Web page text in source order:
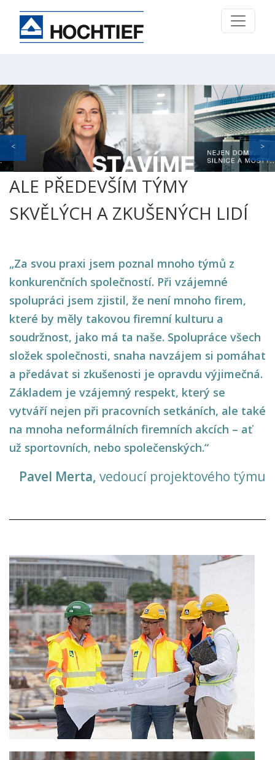
ALE PŘEDEVŠÍM TÝMY
SKVĚLÝCH A ZKUŠENÝCH LIDÍ
„Za svou praxi jsem poznal mnoho týmů z
konkurenčních společností. Při vzájemné
spolupráci jsem zjistil, že není mnoho firem,
které by měly takovou firemní kulturu a
soudržnost, jako má ta naše. Spolupráce všech
složek společnosti, snaha navzájem si pomáhat
a předávat si zkušenosti je opravdu výjimečná.
Základem je vzájemný respekt, který se
vytváří nejen při pracovních setkáních, ale také
na mnoha neformálních firemních akcích – ať
už sportovních, nebo společenských.“
Pavel Merta, vedoucí projektového týmu